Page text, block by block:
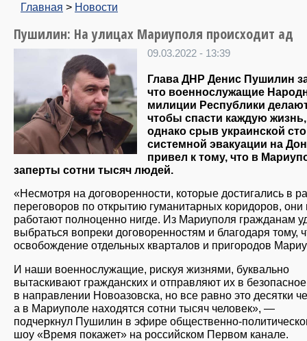
Главная > Новости
Пушилин: На улицах Мариуполя происходит ад
09.03.2022 - 13:39
Глава ДНР Денис Пушилин
что военнослужащие
милиции Республики
чтобы спасти каждую жизнь,
однако срыв украинской
системной эвакуации на
привел к тому, что в
заперты сотни тысяч людей.
«Несмотря на договоренности, которые достигались в
переговоров по открытию гуманитарных коридоров, они
работают полноценно нигде. Из Мариуполя гражданам
выбраться вопреки договоренностям и благодаря тому,
освобождение отдельных кварталов и пригородов
И наши военнослужащие, рискуя жизнями, буквально
вытаскивают гражданских и отправляют их в
в направлении Новоазовска, но все равно это десятки
а в Мариуполе находятся сотни тысяч человек», —
подчеркнул Пушилин в эфире общественно-
шоу «Время покажет» на российском Первом канале.